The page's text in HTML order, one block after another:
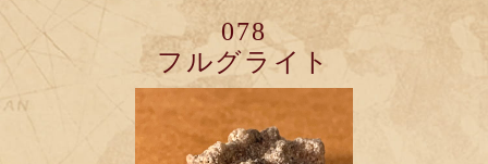
078
フルグライト